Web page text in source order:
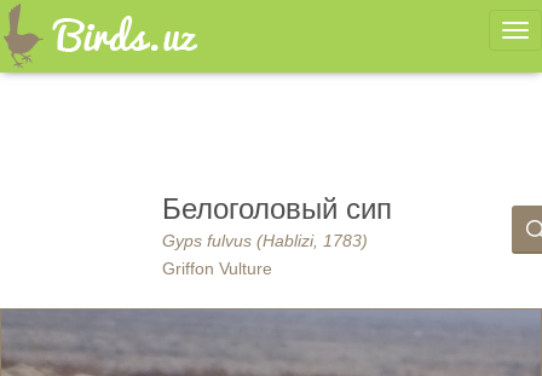
Белоголовый сип
Gyps fulvus (Hablizi, 1783)
Griffon Vulture